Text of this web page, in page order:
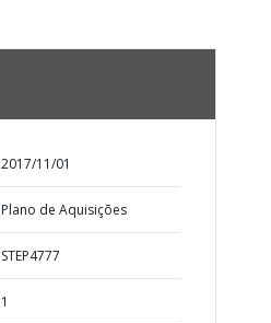
2017/11/01
Plano de Aquisições
STEP4777
1